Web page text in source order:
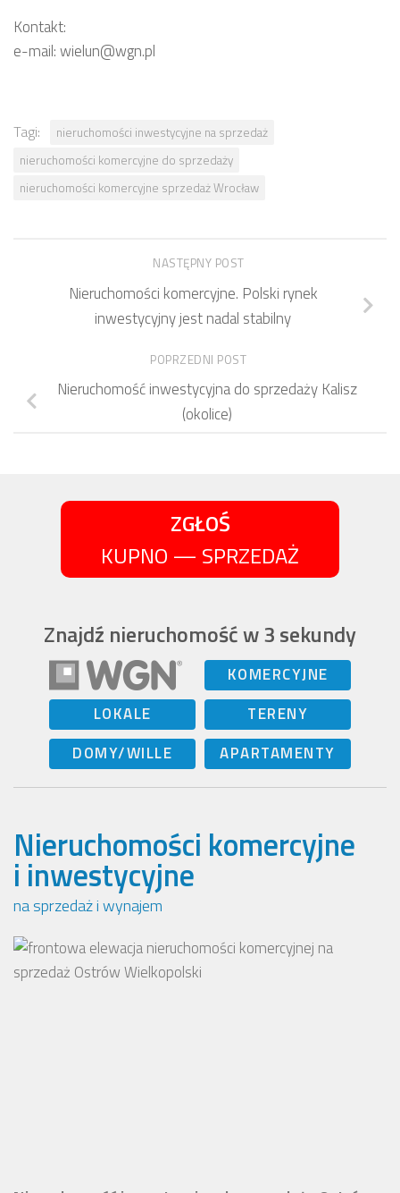
Kontakt:
e-mail: wielun@wgn.pl
Tagi:
nieruchomości inwestycyjne na sprzedaż
nieruchomości komercyjne do sprzedaży
nieruchomości komercyjne sprzedaż Wrocław
NASTĘPNY POST
Nieruchomości komercyjne. Polski rynek
inwestycyjny jest nadal stabilny
POPRZEDNI POST
Nieruchomość inwestycyjna do sprzedaży Kalisz
(okolice)
ZGŁOŚ
KUPNO — SPRZEDAŻ
Znajdź nieruchomość w 3 sekundy
KOMERCYJNE
LOKALE
TERENY
DOMY/WILLE
APARTAMENTY
Nieruchomości komercyjne
i inwestycyjne
na sprzedaż i wynajem